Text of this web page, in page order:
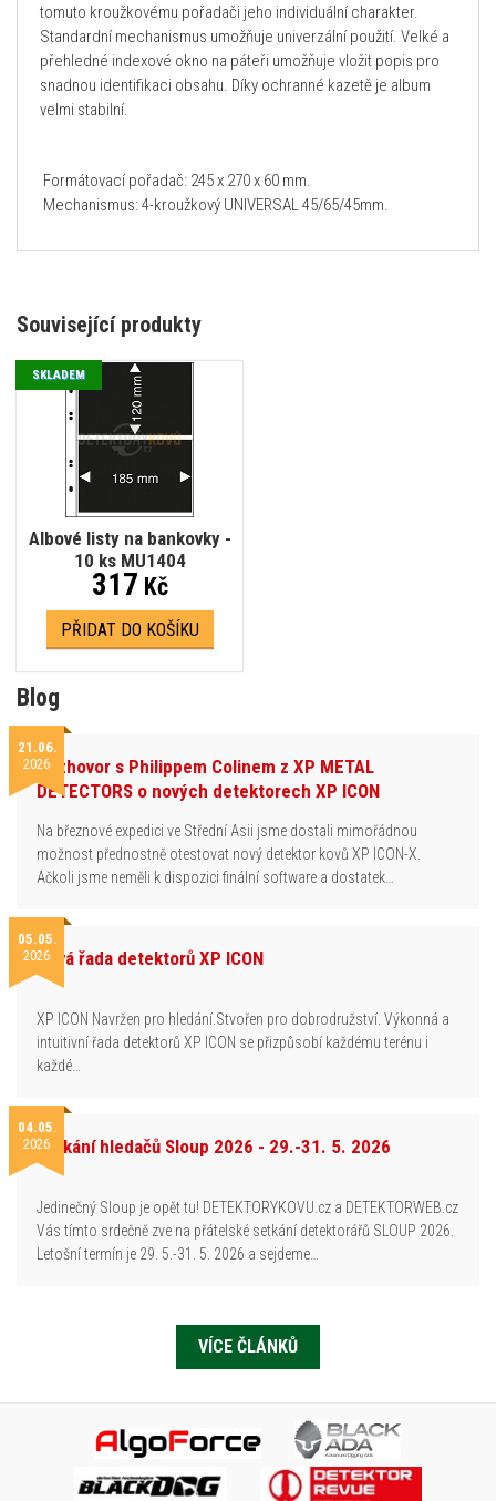
tomuto kroužkovému pořadači jeho individuální charakter.
Standardní mechanismus umožňuje univerzální použití. Velké a
přehledné indexové okno na páteři umožňuje vložit popis pro
snadnou identifikaci obsahu. Díky ochranné kazetě je album
velmi stabilní.
Formátovací pořadač: 245 x 270 x 60 mm.
Mechanismus: 4-kroužkový UNIVERSAL 45/65/45mm.
Související produkty
Albové listy na bankovky -
10 ks MU1404
SKLADEM
317 Kč
PŘIDAT DO KOŠÍKU
Blog
21.06.
2026Rozhovor s Philippem Colinem z XP METAL
DETECTORS o nových detektorech XP ICON
Na březnové expedici ve Střední Asii jsme dostali mimořádnou
možnost přednostně otestovat nový detektor kovů XP ICON-X.
Ačkoli jsme neměli k dispozici finální software a dostatek…
05.05.
2026Nová řada detektorů XP ICON
XP ICON Navržen pro hledání.Stvořen pro dobrodružství. Výkonná a
intuitivní řada detektorů XP ICON se přizpůsobí každému terénu i
každé…
04.05.
2026Setkání hledačů Sloup 2026 - 29.-31. 5. 2026
Jedinečný Sloup je opět tu! DETEKTORYKOVU.cz a DETEKTORWEB.cz
Vás tímto srdečně zve na přátelské setkání detektorářů SLOUP 2026.
Letošní termín je 29. 5.-31. 5. 2026 a sejdeme…
VÍCE ČLÁNKŮ